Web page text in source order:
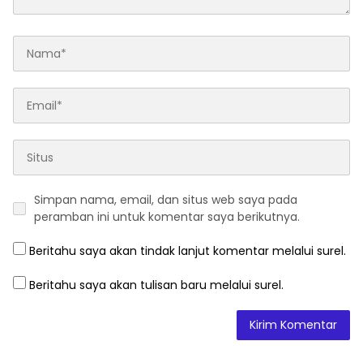
Simpan nama, email, dan situs web saya pada
peramban ini untuk komentar saya berikutnya.
Beritahu saya akan tindak lanjut komentar melalui surel.
Beritahu saya akan tulisan baru melalui surel.